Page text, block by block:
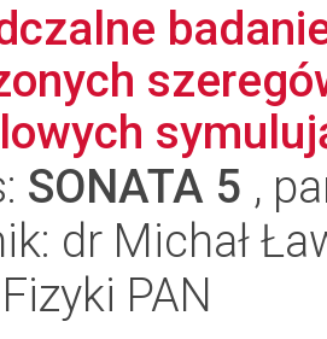
SONATA 5 ,
dr Michał
PAN